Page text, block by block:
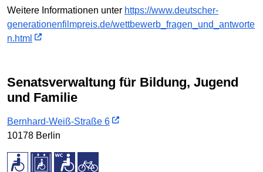
Weitere Informationen unter https://www.deutscher-
generationenfilmpreis.de/wettbewerb_fragen_und_antworte
n.html
Senatsverwaltung für Bildung, Jugend
und Familie
Bernhard-Weiß-Straße 6
10178 Berlin